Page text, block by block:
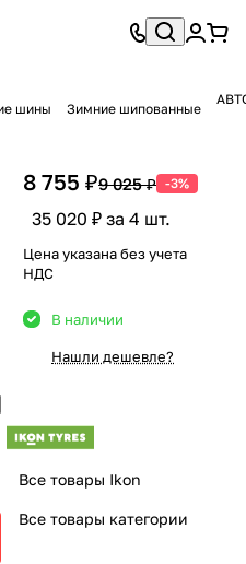
шины Зимние шипованные
8 755 ₽9 025 ₽ -3%
35 020 ₽ за 4 шт.
Цена указана без учета
НДС
В наличии
Нашли дешевле?
Все товары Ikon
Все товары категории